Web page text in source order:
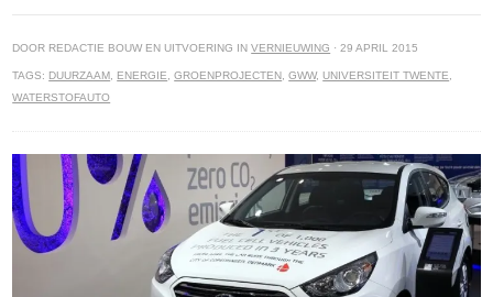
DOOR REDACTIE BOUW EN UITVOERING INVERNIEUWING · 29 APRIL 2015
TAGS: DUURZAAM, ENERGIE,GROENPROJECTEN,GWW,UNIVERSITEIT TWENTE,
WATERSTOFAUTO